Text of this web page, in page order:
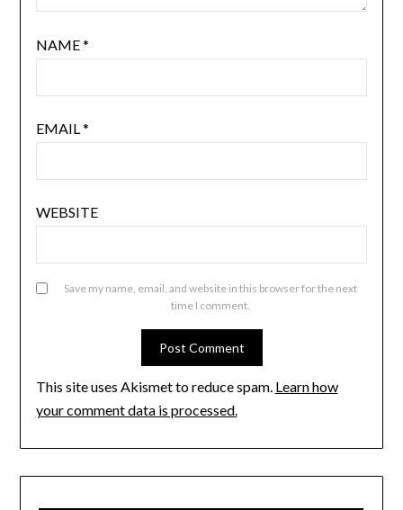
NAME*
EMAIL*
WEBSITE
Save my name, email, and website in this browser for the next
time I comment.
This site uses Akismet to reduce spam. Learn how
your comment data is processed.